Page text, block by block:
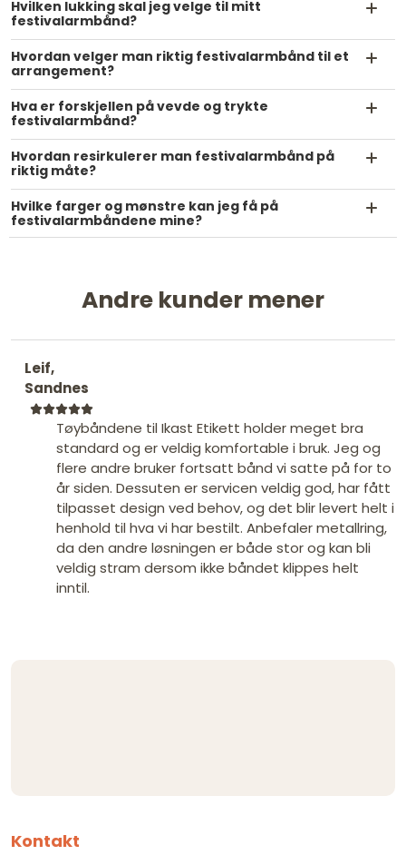
Hvilken lukking skal jeg velge til mitt
festivalarmbånd?
Hvordan velger man riktig festivalarmbånd til et
arrangement?
Hva er forskjellen på vevde og trykte
festivalarmbånd?
Hvordan resirkulerer man festivalarmbånd på
riktig måte?
Hvilke farger og mønstre kan jeg få på
festivalarmbåndene mine?
Andre kunder mener
Leif,
Sandnes
Tøybåndene til Ikast Etikett holder meget bra
standard og er veldig komfortable i bruk. Jeg og
flere andre bruker fortsatt bånd vi satte på for to
år siden. Dessuten er servicen veldig god, har fått
tilpasset design ved behov, og det blir levert helt i
henhold til hva vi har bestilt. Anbefaler metallring,
da den andre løsningen er både stor og kan bli
veldig stram dersom ikke båndet klippes helt
inntil.
Kontakt